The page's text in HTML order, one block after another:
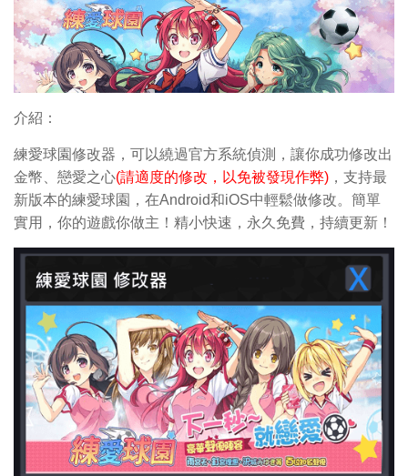
介紹：
練愛球園修改器，可以繞過官方系統偵測，讓你成功修改出
金幣、戀愛之心(請適度的修改，以免被發現作弊) ，支持最
新版本的練愛球園，在Android和iOS中輕鬆做修改。簡單
實用，你的遊戲你做主！精小快速，永久免費，持續更新！